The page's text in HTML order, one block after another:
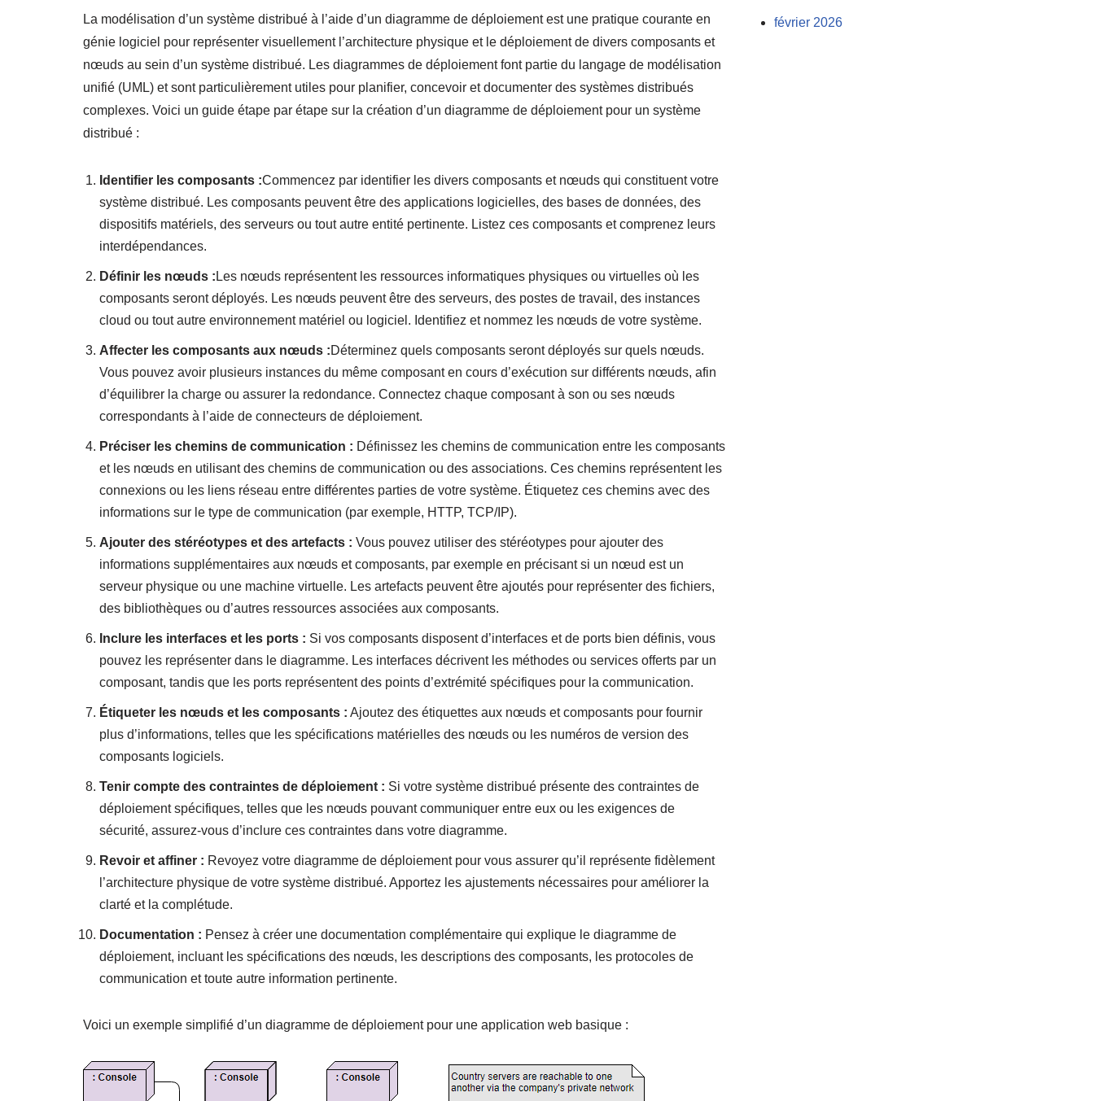
La modélisation d’un système distribué à l’aide d’un diagramme de déploiement est une pratique courante en
génie logiciel pour représenter visuellement l’architecture physique et le déploiement de divers composants et
nœuds au sein d’un système distribué. Les diagrammes de déploiement font partie du langage de modélisation
unifié (UML) et sont particulièrement utiles pour planifier, concevoir et documenter des systèmes distribués
complexes. Voici un guide étape par étape sur la création d’un diagramme de déploiement pour un système
distribué :
Identifier les composants :Commencez par identifier les divers composants et nœuds qui constituent votre
système distribué. Les composants peuvent être des applications logicielles, des bases de données, des
dispositifs matériels, des serveurs ou tout autre entité pertinente. Listez ces composants et comprenez leurs
interdépendances.
Définir les nœuds : Les nœuds représentent les ressources informatiques physiques ou virtuelles où les
composants seront déployés. Les nœuds peuvent être des serveurs, des postes de travail, des instances
cloud ou tout autre environnement matériel ou logiciel. Identifiez et nommez les nœuds de votre système.
Affecter les composants aux nœuds :Déterminez quels composants seront déployés sur quels nœuds.
Vous pouvez avoir plusieurs instances du même composant en cours d’exécution sur différents nœuds, afin
d’équilibrer la charge ou assurer la redondance. Connectez chaque composant à son ou ses nœuds
correspondants à l’aide de connecteurs de déploiement.
Préciser les chemins de communication : Définissez les chemins de communication entre les composants
et les nœuds en utilisant des chemins de communication ou des associations. Ces chemins représentent les
connexions ou les liens réseau entre différentes parties de votre système. Étiquetez ces chemins avec des
informations sur le type de communication (par exemple, HTTP, TCP/IP).
Ajouter des stéréotypes et des artefacts : Vous pouvez utiliser des stéréotypes pour ajouter des
informations supplémentaires aux nœuds et composants, par exemple en précisant si un nœud est un
serveur physique ou une machine virtuelle. Les artefacts peuvent être ajoutés pour représenter des fichiers,
des bibliothèques ou d’autres ressources associées aux composants.
Inclure les interfaces et les ports : Si vos composants disposent d’interfaces et de ports bien définis, vous
pouvez les représenter dans le diagramme. Les interfaces décrivent les méthodes ou services offerts par un
composant, tandis que les ports représentent des points d’extrémité spécifiques pour la communication.
Étiqueter les nœuds et les composants : Ajoutez des étiquettes aux nœuds et composants pour fournir
plus d’informations, telles que les spécifications matérielles des nœuds ou les numéros de version des
composants logiciels.
Tenir compte des contraintes de déploiement : Si votre système distribué présente des contraintes de
déploiement spécifiques, telles que les nœuds pouvant communiquer entre eux ou les exigences de
sécurité, assurez-vous d’inclure ces contraintes dans votre diagramme.
Revoir et affiner : Revoyez votre diagramme de déploiement pour vous assurer qu’il représente fidèlement
l’architecture physique de votre système distribué. Apportez les ajustements nécessaires pour améliorer la
clarté et la complétude.
Documentation : Pensez à créer une documentation complémentaire qui explique le diagramme de
déploiement, incluant les spécifications des nœuds, les descriptions des composants, les protocoles de
communication et toute autre information pertinente.
Voici un exemple simplifié d’un diagramme de déploiement pour une application web basique :
février 2026